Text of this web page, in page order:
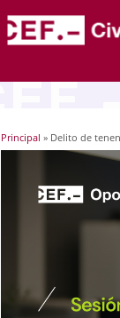
Usted está
Principal » Delito de